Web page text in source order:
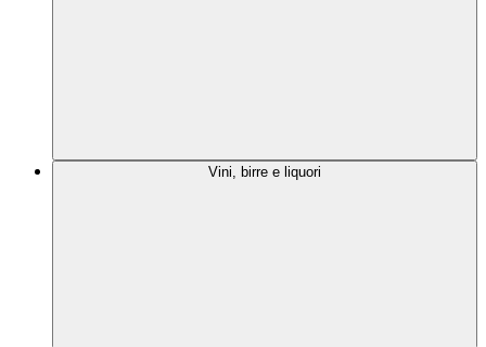
Vini, birre e liquori